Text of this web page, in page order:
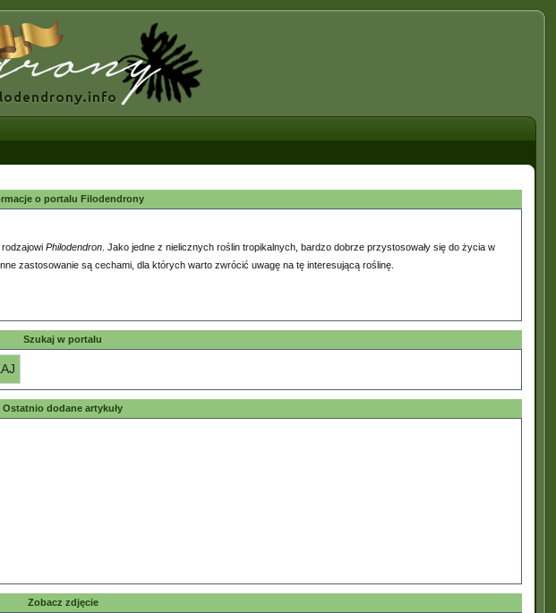
o portalu Filodendrony
Philodendron . Jako jedne z nielicznych roślin tropikalnych, bardzo dobrze przystosowały się do życia w
zastosowanie są cechami, dla których warto zwrócić uwagę na tę interesującą roślinę.
Szukaj w portalu
Ostatnio dodane artykuły
Zobacz zdjęcie